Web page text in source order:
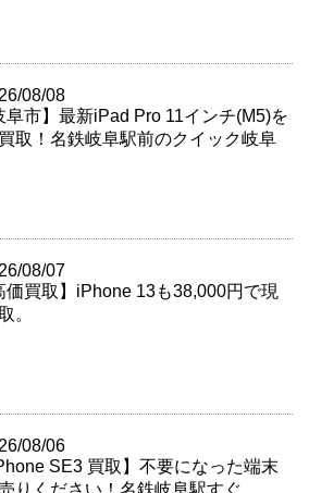
08/08
阜市】最新iPad Pro 11インチ(M5)を
取！名鉄岐阜駅前のクイック岐阜
08/07
価買取】iPhone 13も38,000円で現
。
08/06
SE3 買取】不要になった端末
りください！名鉄岐阜駅すぐ